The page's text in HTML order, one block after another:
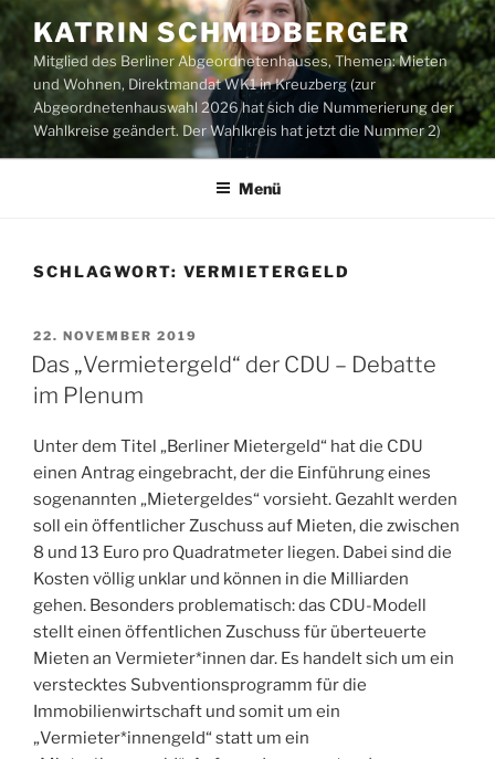
Zum
Inhalt
springen
KATRIN SCHMIDBERGER
Mitglied des Berliner Abgeordnetenhauses, Themen: Mieten
und Wohnen, Direktmandat WK1 in Kreuzberg (zur
Abgeordnetenhauswahl 2026 hat sich die Nummerierung der
Wahlkreise geändert. Der Wahlkreis hat jetzt die Nummer 2)
Menü
SCHLAGWORT: VERMIETERGELD
VERÖFFENTLICHT
AM
22. NOVEMBER 2019
Das „Vermietergeld“ der CDU – Debatte
im Plenum
Unter dem Titel „Berliner Mietergeld“ hat die CDU
einen Antrag eingebracht, der die Einführung eines
sogenannten „Mietergeldes“ vorsieht. Gezahlt werden
soll ein öffentlicher Zuschuss auf Mieten, die zwischen
8 und 13 Euro pro Quadratmeter liegen. Dabei sind die
Kosten völlig unklar und können in die Milliarden
gehen. Besonders problematisch: das CDU-Modell
stellt einen öffentlichen Zuschuss für überteuerte
Mieten an Vermieter*innen dar. Es handelt sich um ein
verstecktes Subventionsprogramm für die
Immobilienwirtschaft und somit um ein
„Vermieter*innengeld“ statt um ein